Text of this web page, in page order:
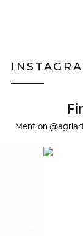
Mention